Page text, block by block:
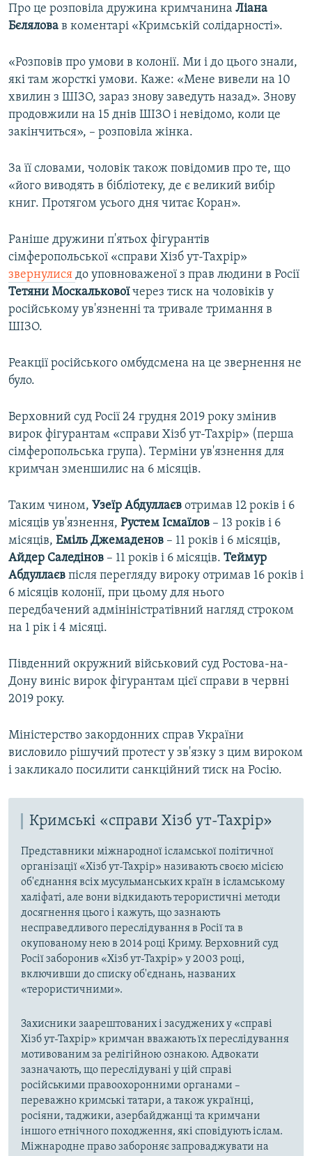
Про це розповіла дружина кримчанина Ліана
Бєлялова в коментарі «Кримській солідарності».
«Розповів про умови в колонії. Ми і до цього знали,
які там жорсткі умови. Каже: «Мене вивели на 10
хвилин з ШІЗО, зараз знову заведуть назад». Знову
продовжили на 15 днів ШІЗО і невідомо, коли це
закінчиться», – розповіла жінка.
За її словами, чоловік також повідомив про те, що
«його виводять в бібліотеку, де є великий вибір
книг. Протягом усього дня читає Коран».
Раніше дружини п'ятьох фігурантів
сімферопольської «справи Хізб ут-Тахрір»
звернулися до уповноваженої з прав людини в Росії
Тетяни Москальковоїчерез тиск на чоловіків у
російському ув'язненні та тривале тримання в
ШІЗО.
Реакції російського омбудсмена на це звернення не
було.
Верховний суд Росії 24 грудня 2019 року змінив
вирок фігурантам «справи Хізб ут-Тахрір» (перша
сімферопольська група). Терміни ув'язнення для
кримчан зменшилис на 6 місяців.
Таким чином, Узеїр Абдуллаєв отримав 12 років і 6
місяців ув'язнення, Рустем Ісмаїлов – 13 років і 6
місяців, Еміль Джемаденов – 11 років і 6 місяців,
Айдер Саледінов – 11 років і 6 місяців. Теймур
Абдуллаєв після перегляду вироку отримав 16 років і
6 місяців колонії, при цьому для нього
передбачений адмініністратівний нагляд строком
на 1 рік і 4 місяці.
Південний окружний військовий суд Ростова-на-
Дону виніс вирок фігурантам цієї справи в червні
2019 року.
Міністерство закордонних справ України
висловило рішучий протест у зв'язку з цим вироком
і закликало посилити санкційний тиск на Росію.
Кримські «справи Хізб ут-Тахрір»
Представники міжнародної ісламської політичної
організації «Хізб ут-Тахрір» називають своєю місією
об'єднання всіх мусульманських країн в ісламському
халіфаті, але вони відкидають терористичні методи
досягнення цього і кажуть, що зазнають
несправедливого переслідування в Росії та в
окупованому нею в 2014 році Криму. Верховний суд
Росії заборонив «Хізб ут-Тахрір» у 2003 році,
включивши до списку об'єднань, названих
«терористичними».
Захисники заарештованих і засуджених у «справі
Хізб ут-Тахрір» кримчан вважають їх переслідування
мотивованим за релігійною ознакою. Адвокати
зазначають, що переслідувані у цій справі
російськими правоохоронними органами –
переважно кримські татари, а також українці,
росіяни, таджики, азербайджанці та кримчани
іншого етнічного походження, які сповідують іслам.
Міжнародне право забороняє запроваджувати на